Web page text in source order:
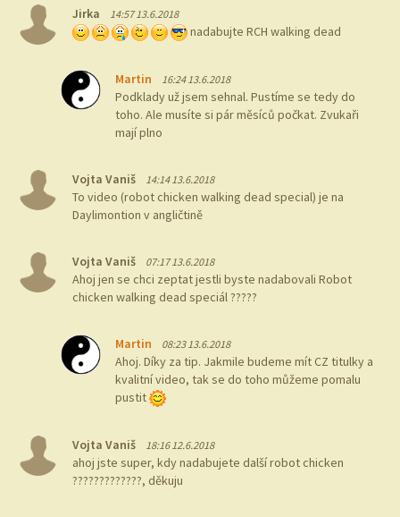
Jirka 14:57 13.6.2018
nadabujte RCH walking dead
Martin 16:24 13.6.2018
Podklady už jsem sehnal. Pustíme se tedy do
toho. Ale musíte si pár měsíců počkat. Zvukaři
mají plno
Vojta Vaniš 14:14 13.6.2018
To video (robot chicken walking dead special) je na
Daylimontion v angličtině
Vojta Vaniš 07:17 13.6.2018
Ahoj jen se chci zeptat jestli byste nadabovali Robot
chicken walking dead speciál ?????
Martin 08:23 13.6.2018
Ahoj. Díky za tip. Jakmile budeme mít CZ titulky a
kvalitní video, tak se do toho můžeme pomalu
pustit
Vojta Vaniš 18:16 12.6.2018
ahoj jste super, kdy nadabujete další robot chicken
?????????????, děkuju